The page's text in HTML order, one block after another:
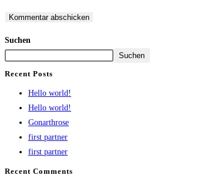
Suchen
Suchen
Recent Posts
Hello world!
Hello world!
Gonarthrose
first partner
first partner
Recent Comments